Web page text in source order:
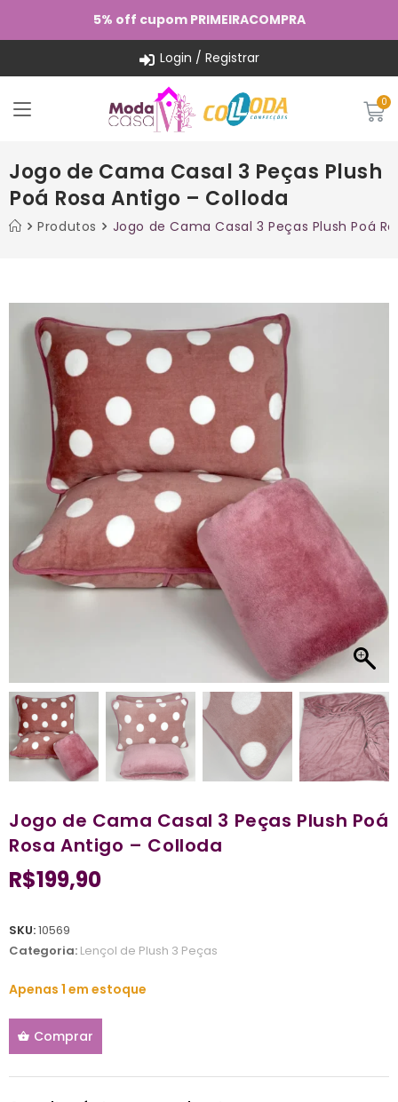
5% off cupom PRIMEIRACOMPRA
Login / Registrar
Jogo de Cama Casal 3 Peças Plush
Poá Rosa Antigo – Colloda
Produtos Jogo de Cama Casal 3 Peças Plush Poá
Jogo de Cama Casal 3 Peças Plush Poá
Rosa Antigo – Colloda
R$199,90
SKU:10569
Categoria: Lençol de Plush 3 Peças
Apenas 1 em estoque
Comprar